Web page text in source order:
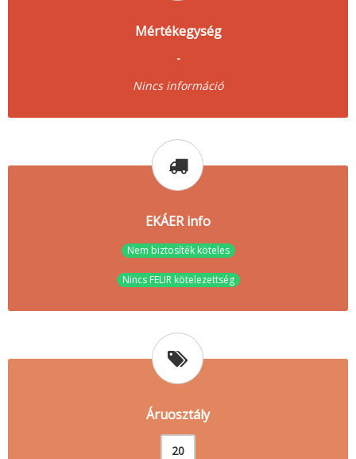
Mértékegység
-
Nincs információ
EKÁER info
Nem biztosíték köteles
Nincs FELIR kötelezettség
Áruosztály
20